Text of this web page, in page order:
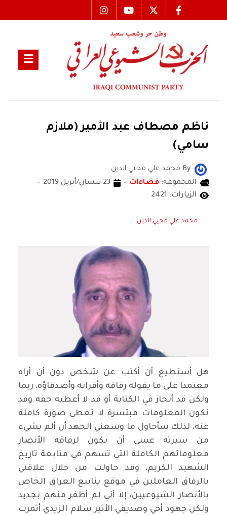
ناظم مصطاف عبد الأمير (ملازم
سامي)
By محمد علي محيي الدين
المجموعة: فضاءات
23 نيسان/أبريل 2019
الزيارات: 2421
محمد علي محيي الدين
هل أستطيع أن أكتب عن شخص دون أن أراه
معتمدا على ما يقوله رفاقه وأقرانه وأصدقاؤه، ربما
ولكن قد أنحاز في الكتابة أو قد لا أعطيه حقه وقد
تكون المعلومات مبتسرة لا تعطي صورة كاملة
عنه، لذلك سأحاول ما وسعني الجهد أن ألم بشيء
من سيرته عسى أن يكون لرفاقه الأنصار
معلوماتهم الكاملة التي تسهم في متابعة تاريخ
الشهيد الكريم، وقد حاولت من خلال علاقتي
بالرفاق العاملين في موقع ينابيع العراق الخاص
بالأنصار الشيوعيين، إلا أني لم أظفر منهم بجديد
ولكن جهود أخي وصديقي الأثير سلام الزيدي أثمرت